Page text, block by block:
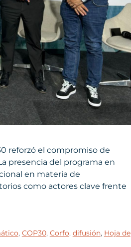
reforzó el compromiso de
presencia del programa en
en materia de
como actores clave frente
, COP30, Corfo, difusión, Hoja de